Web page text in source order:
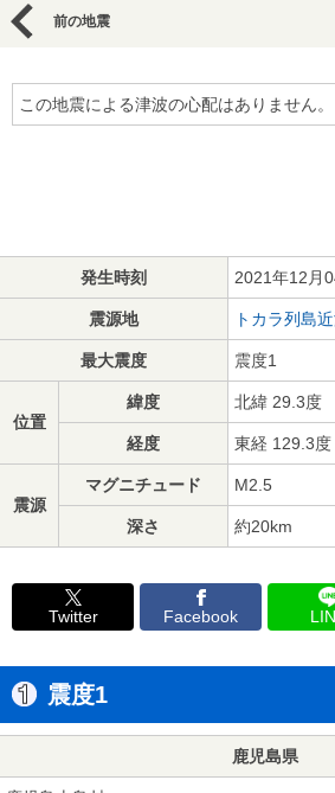
前の地震
この地震による津波の心配はありません。
発生時刻 2021年12月
震源地 トカラ列島
最大震度 震度1
位置
緯度 北緯 29.3度
経度 東経 129.3度
震源
マグニチュード M2.5
深さ 約20km
Twitter Facebook
震度1
鹿児島県